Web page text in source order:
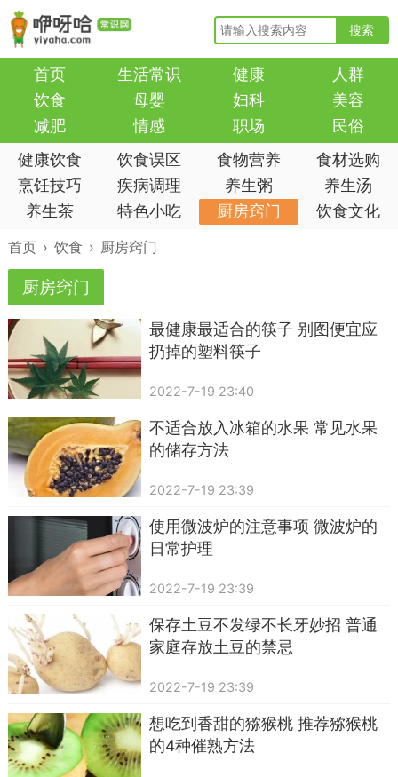
搜索
首页 生活常识 健康
人群
饮食
母婴 妇科
美容
减肥
情感 职场
民俗
健康饮食
饮食误区 食物营养
食材选购
烹饪技巧
疾病调理 养生粥
养生汤
养生茶
特色小吃 厨房窍门 饮食文化
首页 › 饮食 › 厨房窍门
厨房窍门
最健康最适合的筷子 别图便宜应
扔掉的塑料筷子
2022-7-19 23:40
不适合放入冰箱的水果 常见水果
的储存方法
2022-7-19 23:39
使用微波炉的注意事项 微波炉的
日常护理
2022-7-19 23:39
保存土豆不发绿不长牙妙招 普通
家庭存放土豆的禁忌
2022-7-19 23:39
想吃到香甜的猕猴桃 推荐猕猴桃
的4种催熟方法